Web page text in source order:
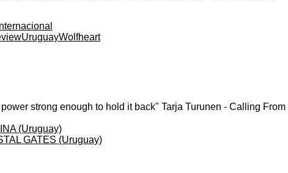
UruguayWolfheart
strong enough to hold it back" Tarja Turunen - Calling From
(Uruguay)
GATES (Uruguay)